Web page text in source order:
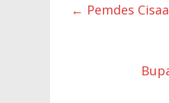
← Pemdes